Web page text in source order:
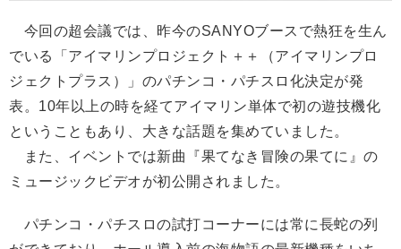
今回の超会議では、昨今のSANYOブースで熱狂を生ん
でいる「アイマリンプロジェクト＋＋（アイマリンプロ
ジェクトプラス）」のパチンコ・パチスロ化決定が発
表。10年以上の時を経てアイマリン単体で初の遊技機化
ということもあり、大きな話題を集めていました。
また、イベントでは新曲『果てなき冒険の果てに』の
ミュージックビデオが初公開されました。
パチンコ・パチスロの試打コーナーには常に長蛇の列